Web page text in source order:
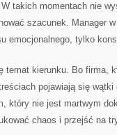
takich momentach nie
szacunek. Manager w
emocjonalnego, tylko
temat kierunku. Bo firma,
pojawiają się
który nie jest martwym
chaos i przejść na